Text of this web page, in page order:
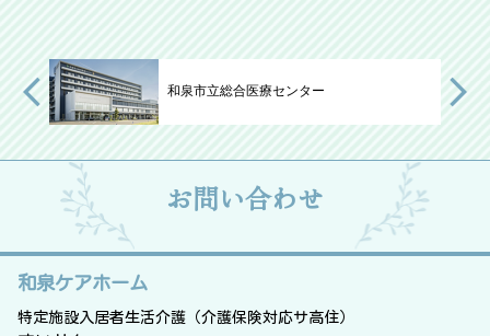
和泉市立総合医療センター
お問い合わせ
和泉ケアホーム
特定施設入居者生活介護（介護保険対応サ高住）